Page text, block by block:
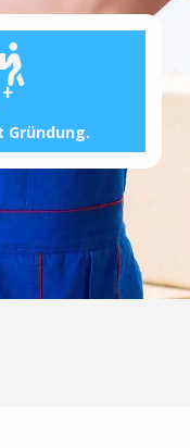
+
Gründung.